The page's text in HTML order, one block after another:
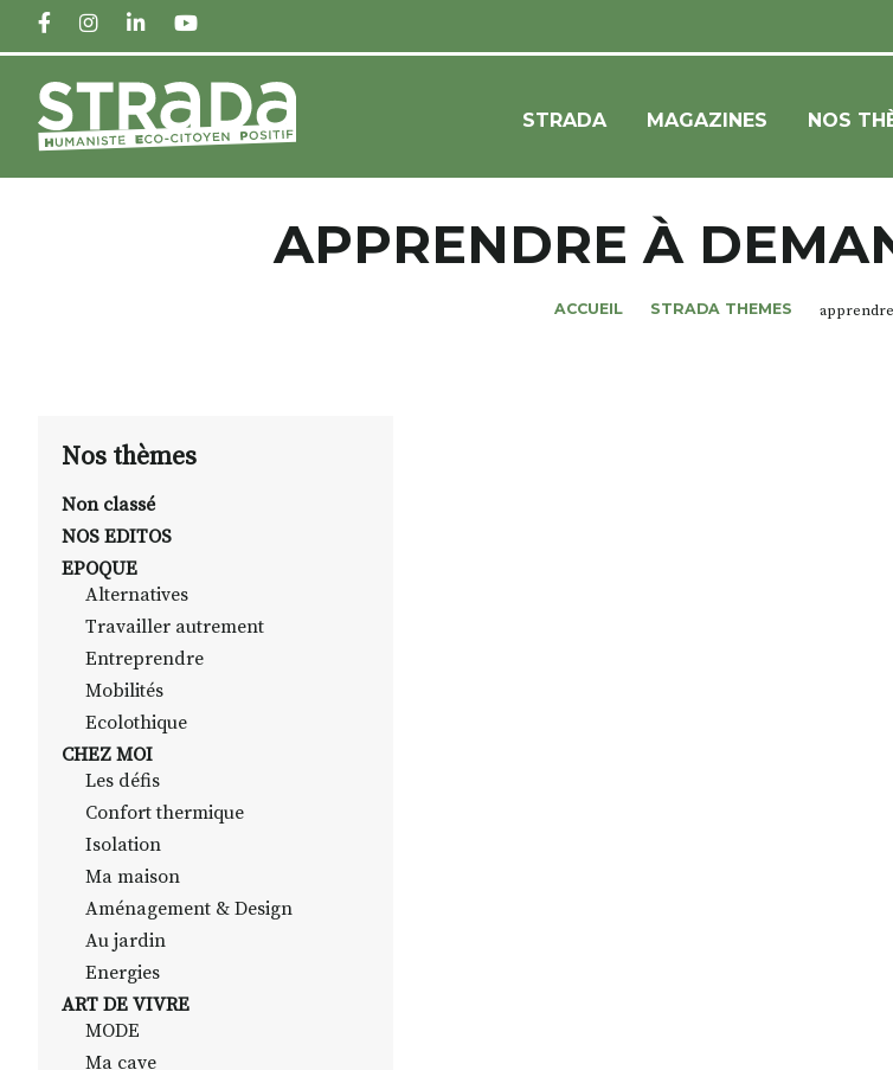
FACEBOOKINSTAGRAM
LINKEDINYOUTUBE
STRADA MAGAZINES NOS
APPRENDRE À
ACCUEIL STRADA THEMES
Nos thèmes
Non classé
NOS EDITOS
EPOQUE
Alternatives
Travailler autrement
Entreprendre
Mobilités
Ecolothique
CHEZ MOI
Les défis
Confort thermique
Isolation
Ma maison
Aménagement & Design
Au jardin
Energies
ART DE VIVRE
MODE
Ma cave